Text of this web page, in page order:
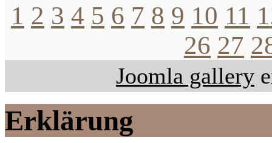
1 2 3 4 5 6 7 8 9 10 11
26 27
Joomla gallery
Erklärung